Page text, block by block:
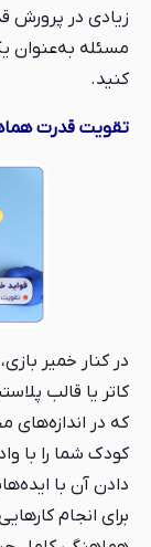
زیادی در پرورش
مسئله به‌عنوان
کنید.
تقویت قدرت
در کنار خمیر
کاتر یا قالب
که در
کودک شما را با
دادن آن با
برای انجام